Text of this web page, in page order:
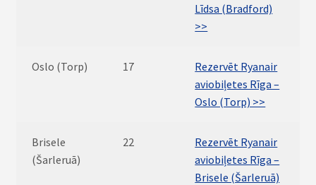
Līdsa (Bradford)
>>
Oslo (Torp) 17
Rezervēt Ryanair
aviobiļetes Rīga –
Oslo (Torp) >>
Brisele
(Šarleruā)
22
Rezervēt Ryanair
aviobiļetes Rīga –
Brisele (Šarleruā)